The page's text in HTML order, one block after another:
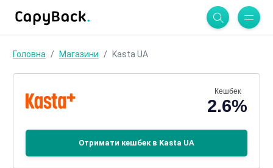
Головна Магазини Kasta UA
Кешбек
2.6%
Отримати кешбек в Kasta UA